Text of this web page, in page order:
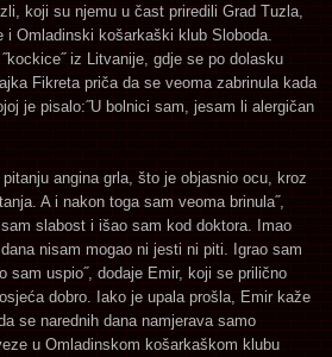
koji su njemu u čast priredili Grad Tuzla,
Omladinski košarkaški klub Sloboda.
iz Litvanije, gdje se po dolasku
Fikreta priča da se veoma zabrinula kada
je pisalo:˝U bolnici sam, jesam li alergičan
angina grla, što je objasnio ocu, kroz
A i nakon toga sam veoma brinula˝,
slabost i išao sam kod doktora. Imao
nisam mogao ni jesti ni piti. Igrao sam
sam uspio˝, dodaje Emir, koji se prilično
dobro. Iako je upala prošla, Emir kaže
se narednih dana namjerava samo
u Omladinskom košarkaškom klubu